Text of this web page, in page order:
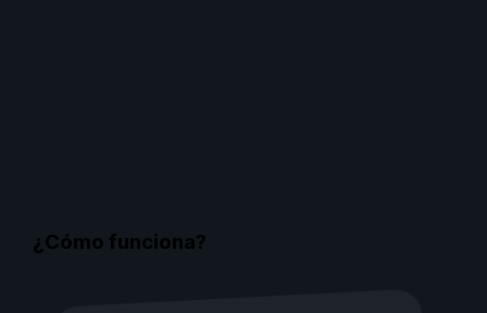
¿Cómo funciona?